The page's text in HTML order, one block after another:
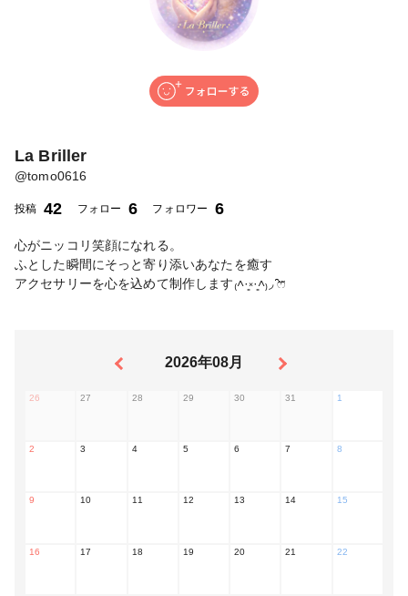
La Briller
@tomo0616
投稿 42 フォロー 6 フォロワー 6
心がニッコリ笑顔になれる。
ふとした瞬間にそっと寄り添いあなたを癒す
アクセサリーを心を込めて制作します₍˄·͈༝·͈˄₎◞︎ ̑̑ෆ⃛
2026年08月
26 27 28 29 30 31 1
2 3 4 5 6 7 8
9 10 11 12 13 14 15
16 17 18 19 20 21 22